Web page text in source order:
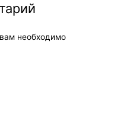
необходимо